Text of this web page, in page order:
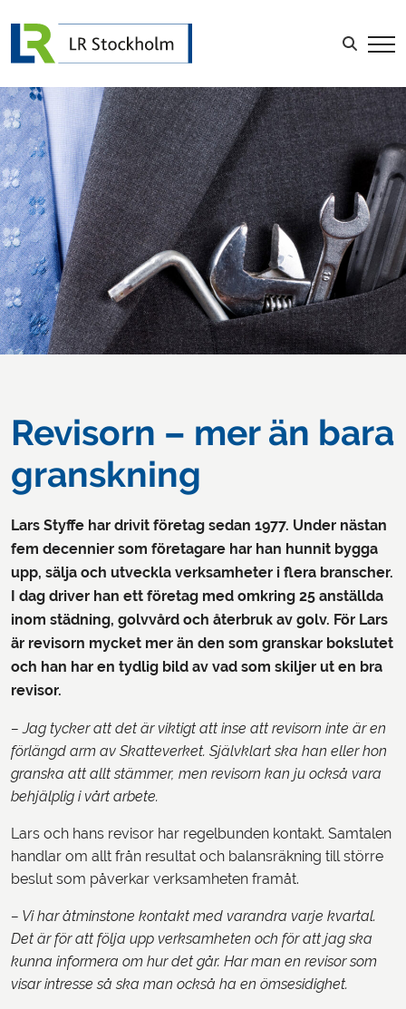
LOGGA IN
Sök efter:
Revisorn – mer än bara
granskning
Lars Styffe har drivit företag sedan 1977. Under nästan
fem decennier som företagare har han hunnit bygga
upp, sälja och utveckla verksamheter i flera branscher.
I dag driver han ett företag med omkring 25 anställda
inom städning, golvvård och återbruk av golv. För Lars
är revisorn mycket mer än den som granskar bokslutet
och han har en tydlig bild av vad som skiljer ut en bra
revisor.
– Jag tycker att det är viktigt att inse att revisorn inte är en
förlängd arm av Skatteverket. Självklart ska han eller hon
granska att allt stämmer, men revisorn kan ju också vara
behjälplig i vårt arbete.
Lars och hans revisor har regelbunden kontakt. Samtalen
handlar om allt från resultat och balansräkning till större
beslut som påverkar verksamheten framåt.
– Vi har åtminstone kontakt med varandra varje kvartal.
Det är för att följa upp verksamheten och för att jag ska
kunna informera om hur det går. Har man en revisor som
visar intresse så ska man också ha en ömsesidighet.